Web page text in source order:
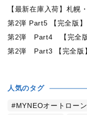
人気のタグ
MYNEOオートローン